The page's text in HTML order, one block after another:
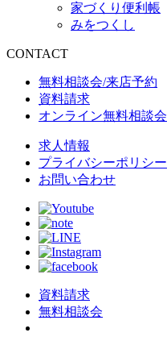
家づくり便利帳
みをつくし
CONTACT
無料相談会/来店予約
資料請求
オンライン無料相談会
求人情報
プライバシーポリシー
お問い合わせ
資料請求
無料相談会